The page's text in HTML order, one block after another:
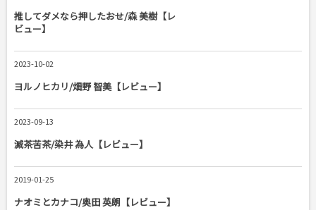
推してダメなら押したおせ/森 美樹【レ
ビュー】
2023-10-02
ヨルノヒカリ/畑野 智美【レビュー】
2023-09-13
滅茶苦茶/染井 為人【レビュー】
2019-01-25
ナオミとカナコ/奥田 英朗【レビュー】